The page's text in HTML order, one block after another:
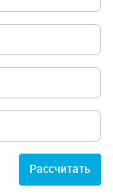
Расcчитать